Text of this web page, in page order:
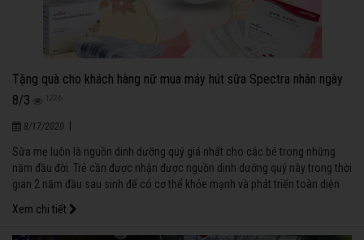
Tặng quà cho khách hàng nữ mua máy hút sữa Spectra nhân ngày
8/3
1226
8/17/2020 |
Sữa mẹ luôn là nguồn dinh dưỡng quý giá nhất cho các bé trong những
năm đầu đời. Trẻ cần được nhận được nguồn dinh dưỡng quý này trong thời
gian 2 năm đầu sau sinh để có cơ thể khỏe mạnh và phát triển toàn diện
Xem chi tiết